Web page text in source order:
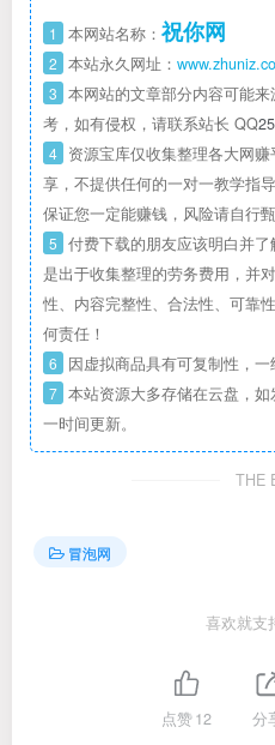
1 本网站名称： 祝你网
2 本站永久网址：
3 本网站的文章部分内容可能
考，如有侵权，请联系站长 QQ
4 资源宝库仅收集整理各大网
享，不提供任何的一对一教学指
保证您一定能赚钱，风险请自行甄
5 付费下载的朋友应该明白并
是出于收集整理的劳务费用，并
性、内容完整性、合法性、可靠
何责任！
6 因虚拟商品具有可复制性，一
7 本站资源大多存储在云盘，
一时间更新。
THE
冒泡网
喜欢就支
点赞12 分